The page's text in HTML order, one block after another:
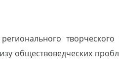
обществоведческих